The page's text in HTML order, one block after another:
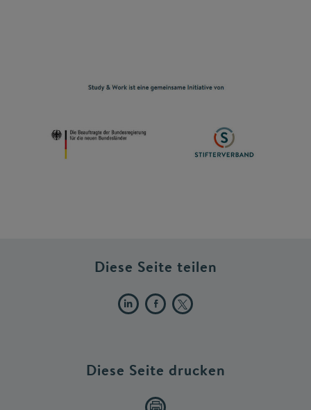
Diese Seite teilen
Diese Seite drucken